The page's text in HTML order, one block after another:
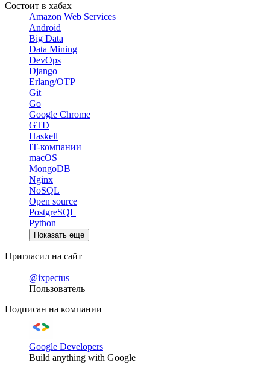
Состоит в хабах
Amazon Web Services
Android
Big Data
Data Mining
DevOps
Django
Erlang/OTP
Git
Go
Google Chrome
GTD
Haskell
IT-компании
macOS
MongoDB
Nginx
NoSQL
Open source
PostgreSQL
Python
Показать еще
Пригласил на сайт
@ixpectus
Пользователь
Подписан на компании
Google Developers
Build anything with Google